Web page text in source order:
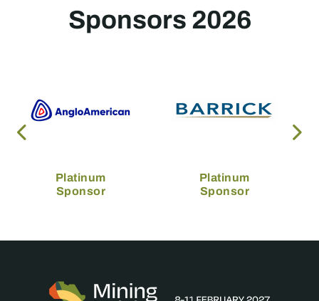
Sponsors 2026
Platinum
Sponsor
Platinum
Sponsor